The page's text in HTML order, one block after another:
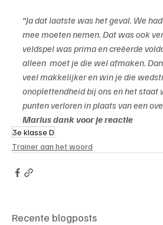
“Ja dat laatste was het geval. We
mee moeten nemen. Dat was ook
veldspel was prima en creëerde
alleen  moet je die wel afmaken.
veel makkelijker en win je die
onoplettendheid bij ons en het staat
punten verloren in plaats van een
Marius dank voor je reactie
3e klasse D
Trainer aan het woord
Recente blogposts